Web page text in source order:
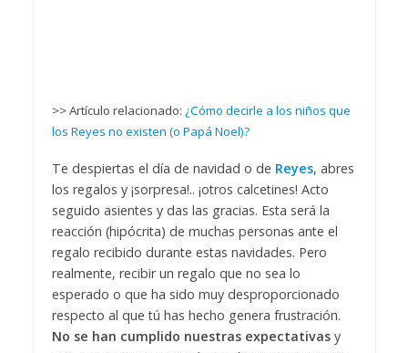
>> Artículo relacionado: ¿Cómo decirle a los niños que
los Reyes no existen (o Papá Noel)?
Te despiertas el día de navidad o de Reyes, abres
los regalos y ¡sorpresa!.. ¡otros calcetines! Acto
seguido asientes y das las gracias. Esta será la
reacción (hipócrita) de muchas personas ante el
regalo recibido durante estas navidades. Pero
realmente, recibir un regalo que no sea lo
esperado o que ha sido muy desproporcionado
respecto al que tú has hecho genera frustración.
No se han cumplido nuestras expectativasy